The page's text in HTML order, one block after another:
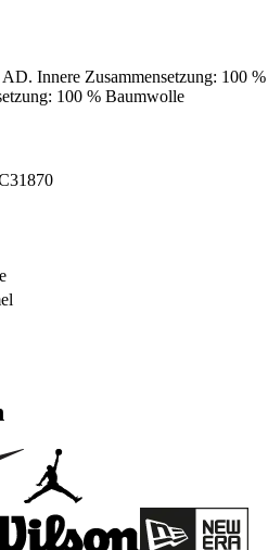
Innere Zusammensetzung: 100 %
100 % Baumwolle